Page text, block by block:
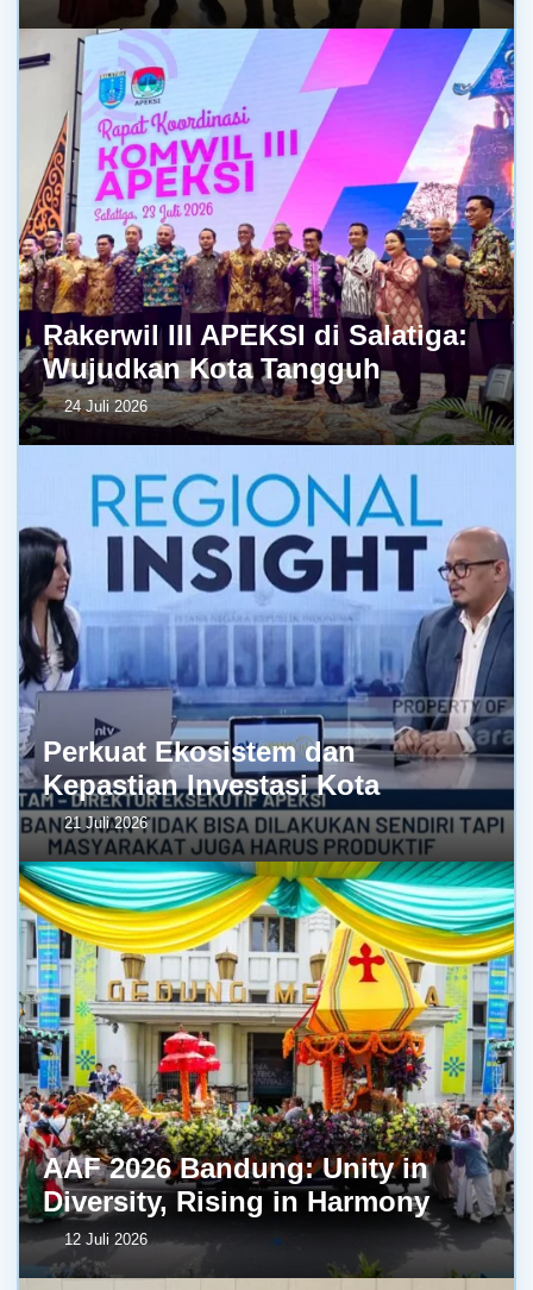
Rakerwil III APEKSI di Salatiga:
Wujudkan Kota Tangguh
24 Juli 2026
Perkuat Ekosistem dan
Kepastian Investasi Kota
21 Juli 2026
AAF 2026 Bandung: Unity in
Diversity, Rising in Harmony
12 Juli 2026